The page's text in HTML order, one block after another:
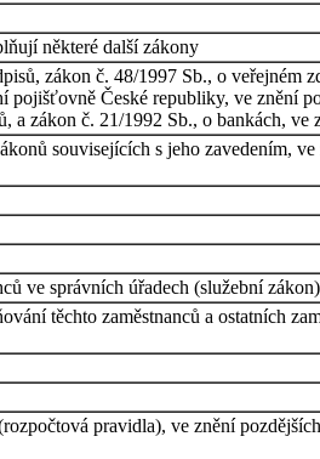
některé další zákony
zákon č. 48/1997 Sb., o veřejném
České republiky, ve znění
zákon č. 21/1992 Sb., o bankách, ve
souvisejících s jeho zavedením,
ve správních úřadech (služební zákon)
těchto zaměstnanců a ostatních
pravidla), ve znění